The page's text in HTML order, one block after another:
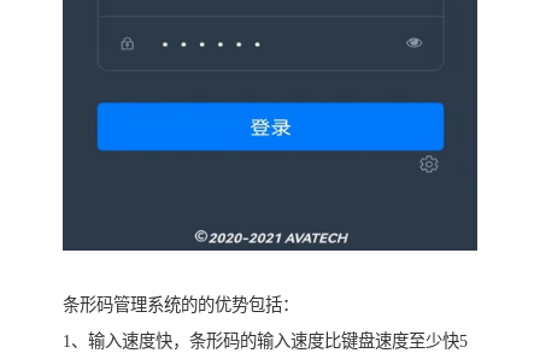
条形码管理系统的的优势包括：
1、输入速度快，条形码的输入速度比键盘速度至少快5